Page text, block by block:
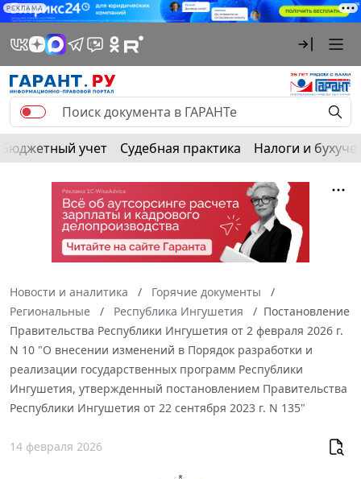
РЕКЛАМА
Бюджетный учет Судебная практика Налоги и
Новости и аналитика
Горячие документы
Региональные
Республика Ингушетия
Постановление
Правительства Республики Ингушетия от 2 февраля 2026 г.
N 10 "О внесении изменений в Порядок разработки и
реализации государственных программ Республики
Ингушетия, утвержденный постановлением Правительства
Республики Ингушетия от 22 сентября 2023 г. N 135"
14 февраля 2026